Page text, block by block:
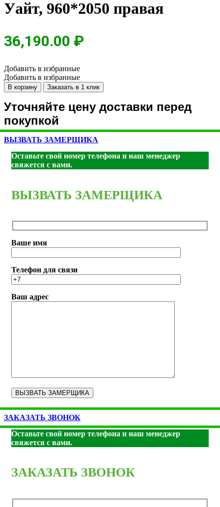
Уайт, 960*2050 правая
36,190.00 ₽
Добавить в избранные
Добавить в избранные
Количество
товара
Протерма
Букле
шоколад,
металл
/
Астана
Эш
правая
В корзину Заказать в 1 клик
Уточняйте цену доставки перед
покупкой
ВЫЗВАТЬ ЗАМЕРЩИКА
Оставьте свой номер телефона и наш менеджер
свяжется с вами.
ВЫЗВАТЬ ЗАМЕРЩИКА
Ваше имя
Телефон для связи
Ваш адрес
ЗАКАЗАТЬ ЗВОНОК
Оставьте свой номер телефона и наш менеджер
свяжется с вами.
ЗАКАЗАТЬ ЗВОНОК